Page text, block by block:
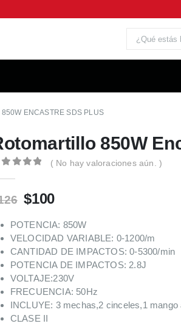
850W ENCASTRE SDS PLUS
850W
( No hay valoraciones aún. )
$100
POTENCIA: 850W
VELOCIDAD VARIABLE: 0-1200/m
CANTIDAD DE IMPACTOS: 0-5300/min
POTENCIA DE IMPACTOS: 2.8J
VOLTAJE:230V
FRECUENCIA: 50Hz
INCLUYE: 3 mechas,2 cinceles,1 mango
CLASE II